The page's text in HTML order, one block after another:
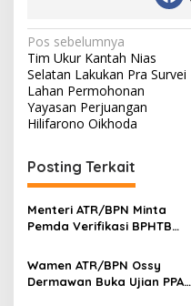
Navigasi
pos
Pos sebelumnya
Tim Ukur Kantah Nias
Selatan Lakukan Pra Survei
Lahan Permohonan
Yayasan Perjuangan
Hilifarono Oikhoda
Posting Terkait
Menteri ATR/BPN Minta
Pemda Verifikasi BPHTB
Bakal Diintegrasikan
Wamen ATR/BPN Ossy
Dermawan Buka Ujian PPAT